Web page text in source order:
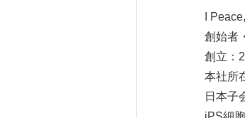
I
創始者
創立：
本社所
日本子